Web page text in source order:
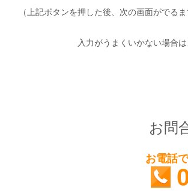
（上記ボタンを押した後、次の画面がでる
入力がうまくいかない場合
お問
お電話